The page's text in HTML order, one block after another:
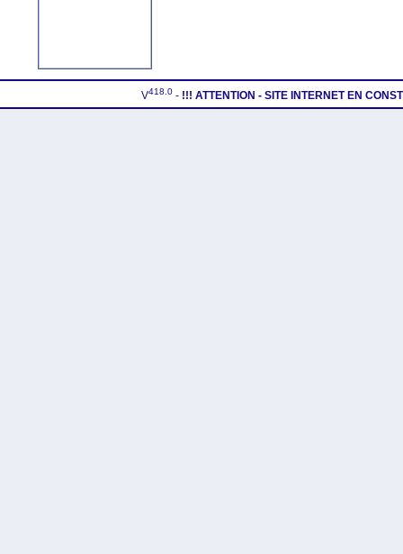
V418.0 - !!! ATTENTION - SITE INTERNET EN